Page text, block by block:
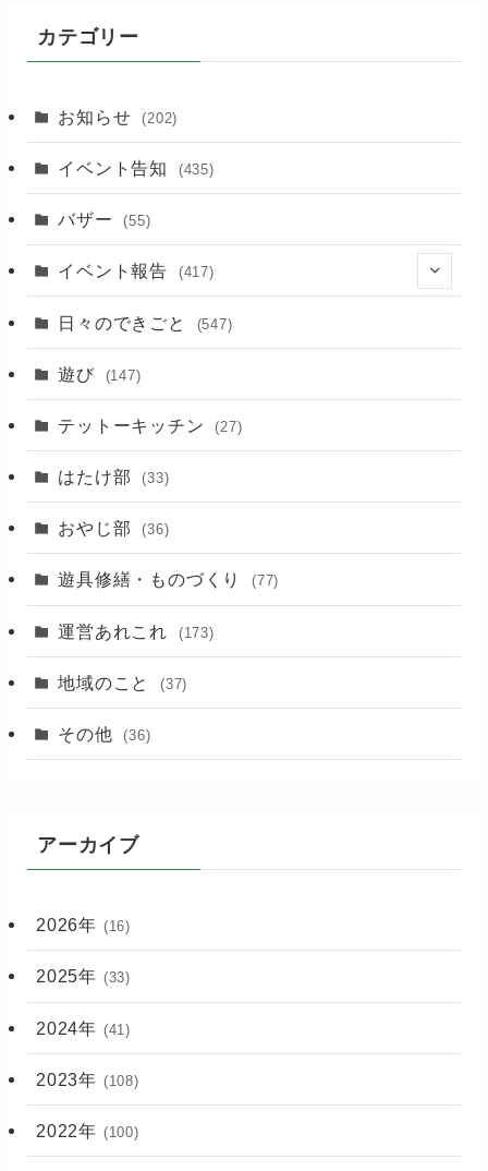
カテゴリー
お知らせ (202)
イベント告知 (435)
バザー (55)
イベント報告 (417)
(2)
(3)
日々のできごと (547)
遊び (147)
テットーキッチン (27)
はたけ部 (33)
おやじ部 (36)
遊具修繕・ものづくり (77)
運営あれこれ (173)
地域のこと (37)
その他 (36)
アーカイブ
2026年 (16)
2025年 (33)
2024年 (41)
2023年 (108)
2022年 (100)